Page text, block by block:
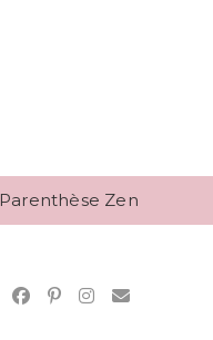
Parenthèse Zen